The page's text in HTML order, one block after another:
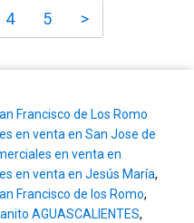
4 5 >
Francisco de Los Romo
en venta en San Jose de
en venta en
en venta en Jesús María,
Francisco de los Romo,
AGUASCALIENTES,